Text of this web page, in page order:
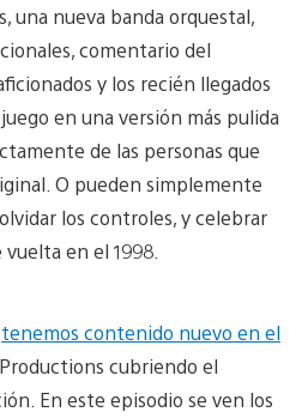
una nueva banda orquestal,
comentario del
y los recién llegados
en una versión más pulida
de las personas que
O pueden simplemente
los controles, y celebrar
en el 1998.
tenemos contenido nuevo en el
cubriendo el
En este episodio se ven los